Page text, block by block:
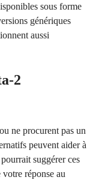
sous forme
génériques
aussi
2
ne procurent pas un
peuvent aider à
suggérer ces
réponse au